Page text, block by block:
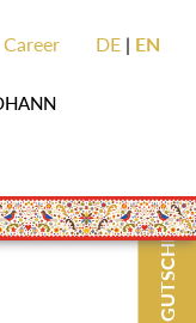
Career DE EN
GUTSCHEINE